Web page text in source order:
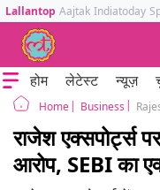
Lallantop Aajtak Indiatoday
होम लेटेस्ट न्यूज़
Home Business
राजेश एक्सपोर्ट्स
आरोप, SEBI का